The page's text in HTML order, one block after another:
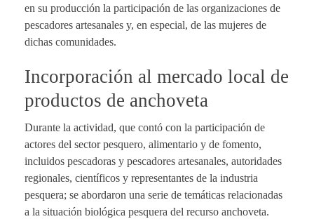
en su producción la participación de las organizaciones de
pescadores artesanales y, en especial, de las mujeres de
dichas comunidades.
Incorporación al mercado local de
productos de anchoveta
Durante la actividad, que contó con la participación de
actores del sector pesquero, alimentario y de fomento,
incluidos pescadoras y pescadores artesanales, autoridades
regionales, científicos y representantes de la industria
pesquera; se abordaron una serie de temáticas relacionadas
a la situación biológica pesquera del recurso anchoveta.